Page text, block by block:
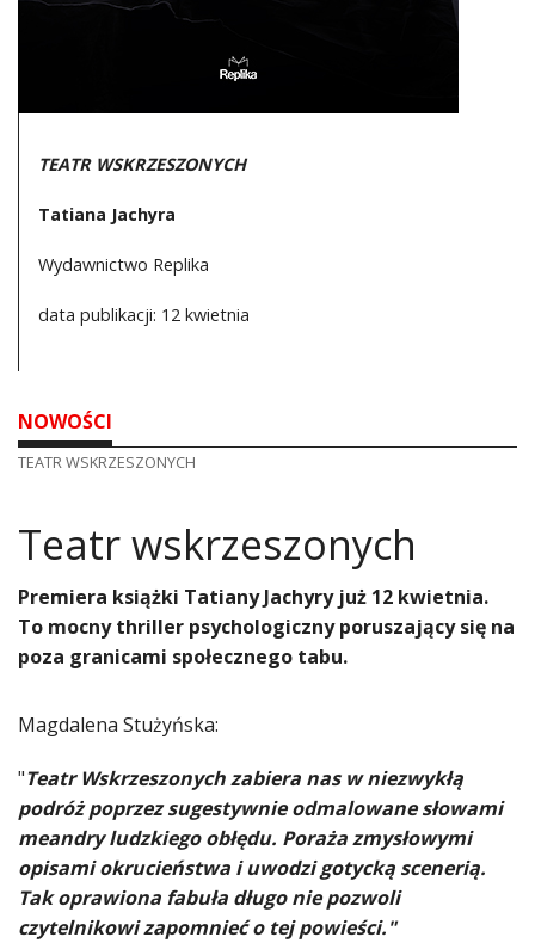
TEATR WSKRZESZONYCH
Tatiana Jachyra
Wydawnictwo Replika
data publikacji: 12 kwietnia
NOWOŚCI
TEATR WSKRZESZONYCH
Teatr wskrzeszonych
Premiera książki Tatiany Jachyry już 12 kwietnia.
To mocny thriller psychologiczny poruszający się na
poza granicami społecznego tabu.
Magdalena Stużyńska:
"Teatr Wskrzeszonych zabiera nas w niezwykłą
podróż poprzez sugestywnie odmalowane słowami
meandry ludzkiego obłędu. Poraża zmysłowymi
opisami okrucieństwa i uwodzi gotycką scenerią.
Tak oprawiona fabuła długo nie pozwoli
czytelnikowi zapomnieć o tej powieści."